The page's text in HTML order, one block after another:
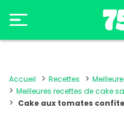
Accueil Recettes
Meilleures recettes de cake
Cake aux tomates